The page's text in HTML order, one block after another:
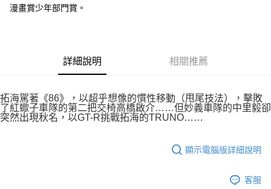
是否繳費成功／繳費後需取消欲退款等相關疑問，請聯繫「AFTEE先享後付
易，需依本服務之必要範圍內提供個人資料，並將交易相關給付款項請求債
https://aftee.tw/terms/#terms3
３．未成年的使用者請事先徵得法定代理人或監護人之同意方可使用
「AFTEE先享後付」，若未經同意申辦者引起之損失，本公司不負相關責
任。
時審查核予不同之上限額度；若仍有額度不足之情形，本公司將視審查結果
恩沛科技股份有限公司將有權停止該用戶之使用額度並採取法律行動。
每筆NT$80，滿NT$500(含以上)免運費
付款後7-11取貨
宅配
查看運費
漫畫賞少年部門賞。
詳細說明 相關推薦
拓海駕著《86》，以超乎想像的慣性移動（甩尾技法），擊敗
了紅蠍子車隊的第二把交椅高橋啟介……但妙義車隊的中里毅卻
突然出現秋名，以GT-R挑戰拓海的TRUNO……
顯示電腦版詳細說明
客服